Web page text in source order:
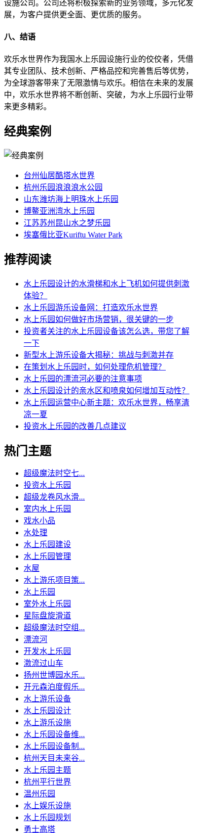
设施公司。公司还将积极探索新的业务领域，多元化发
展，为客户提供更全面、更优质的服务。
八、结语
欢乐水世界作为我国水上乐园设施行业的佼佼者，凭借
其专业团队、技术创新、严格品控和完善售后等优势，
为全球游客带来了无限激情与欢乐。相信在未来的发展
中，欢乐水世界将不断创新、突破，为水上乐园行业带
来更多精彩。
经典案例
台州仙居酷塔水世界
杭州乐园浪浪浪水公园
山东潍坊海上明珠水上乐园
博鳌亚洲湾水上乐园
江苏苏州昆山水之梦乐园
埃塞俄比亚Kuriftu Water Park
推荐阅读
水上乐园设计的水滑梯和水上飞机如何提供刺激
体验？
水上乐园游乐设备网：打造欢乐水世界
水上乐园如何做好市场营销，很关键的一步
投资者关注的水上乐园设备该怎么选，带您了解
一下
新型水上游乐设备大揭秘：挑战与刺激并存
在策划水上乐园时，如何处理危机管理？
水上乐园的漂流河必要的注意事项
水上乐园设计的亲水区和喷泉如何增加互动性？
水上乐园运营中心新主题：欢乐水世界，畅享清
凉一夏
投资水上乐园的改善几点建议
热门主题
超级魔法时空七...
投资水上乐园
超级龙卷风水滑...
室内水上乐园
戏水小品
水处理
水上乐园建设
水上乐园管理
水屋
水上游乐项目策...
水上乐园
室外水上乐园
星际盘旋滑道
超级魔法时空组...
漂流河
开发水上乐园
激流过山车
扬州世博园水乐...
开元森泊度假乐...
水上游乐设备
水上乐园设计
水上游乐设施
水上乐园设备维...
水上乐园设备制...
杭州天目未来谷...
水上乐园主题
杭州平行世界
温州乐园
水上娱乐设施
水上乐园规划
勇士高塔